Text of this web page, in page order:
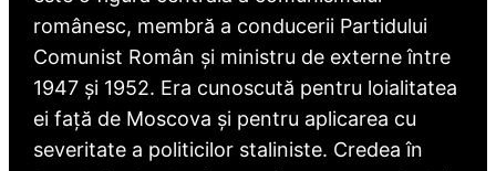
românesc, membră a conducerii Partidului
Comunist Român și ministru de externe între
1947 și 1952. Era cunoscută pentru loialitatea
ei față de Moscova și pentru aplicarea cu
severitate a politicilor staliniste. Credea în